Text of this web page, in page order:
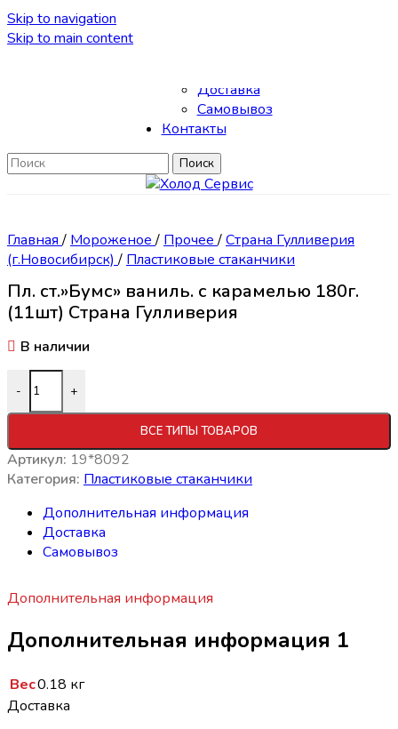
Skip to navigation
Skip to main content
Доставка
Самовывоз
Контакты
Поиск
Главная/ Мороженое/ Прочее/Страна Гулливерия
(г.Новосибирск)/ Пластиковые стаканчики
Пл. ст.»Бумс» ваниль. с карамелью 180г.
(11шт) Страна Гулливерия
В наличии
- +
ВСЕ ТИПЫ ТОВАРОВ
Артикул: 19*8092
Категория: Пластиковые стаканчики
Дополнительная информация
Доставка
Самовывоз
Дополнительная информация
Дополнительная информация 1
Вес0.18 кг
Доставка